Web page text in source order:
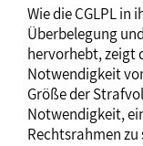
Wie die CGLPL in
Überbelegung
hervorhebt, zeigt
Notwendigkeit
Größe der
Notwendigkeit,
Rechtsrahmen zu